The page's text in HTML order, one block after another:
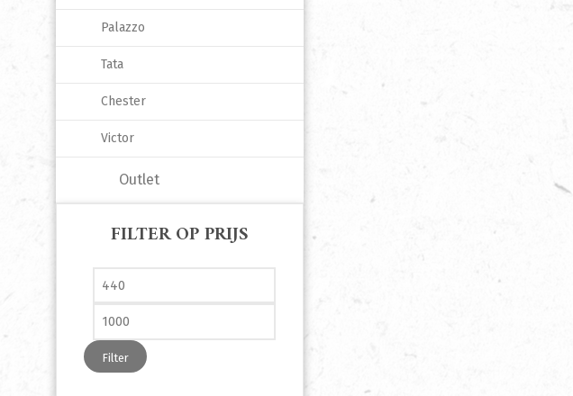
Palazzo
Tata
Chester
Victor
Outlet
FILTER OP PRIJS
Min. prijs
Filter